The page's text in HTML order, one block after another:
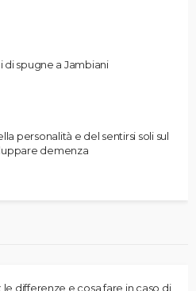
di spugne a Jambiani
personalità e del sentirsi soli sul
demenza
le differenze e cosa fare in caso di